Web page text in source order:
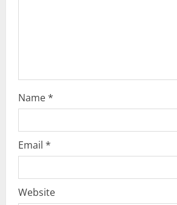
Name*
Email *
Website